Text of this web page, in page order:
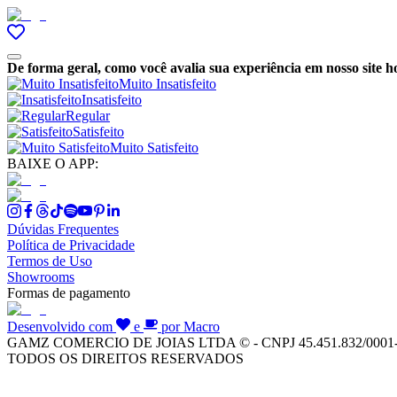
De forma geral, como você avalia sua experiência em nosso site
Muito Insatisfeito
Insatisfeito
Regular
Satisfeito
Muito Satisfeito
BAIXE O APP:
Dúvidas Frequentes
Política de Privacidade
Termos de Uso
Showrooms
Formas de pagamento
Desenvolvido com e
por Macro
GAMZ COMERCIO DE JOIAS LTDA © - CNPJ 45.451.832/
TODOS OS DIREITOS RESERVADOS